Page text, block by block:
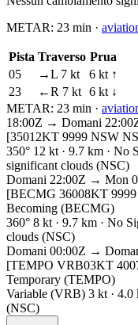
METAR: 23 min ·
Pista Traverso Prua
05
→L 7 kt
6 kt ↑
23
←R 7 kt 6 kt ↓
METAR: 23 min ·
18:00Z → Domani
[35012KT 9999 NSW
350° 12 kt · 9.7 km · No
significant clouds (NSC)
Domani 22:00Z → Mon
[BECMG 36008KT
Becoming (BECMG)
360° 8 kt · 9.7 km · No
clouds (NSC)
Domani 00:00Z →
[TEMPO VRB03KT
Temporary (TEMPO)
Variable (VRB) 3 kt · 4.0
(NSC)